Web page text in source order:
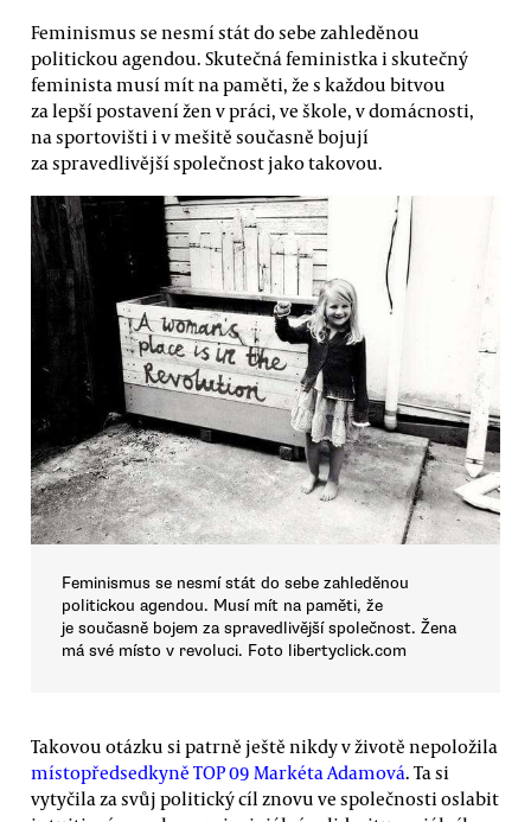
Feminismus se nesmí stát do sebe zahleděnou
politickou agendou. Skutečná feministka i skutečný
feminista musí mít na paměti, že s každou bitvou
za lepší postavení žen v práci, ve škole, v domácnosti,
na sportovišti i v mešitě současně bojují
za spravedlivější společnost jako takovou.
Feminismus se nesmí stát do sebe zahleděnou
politickou agendou. Musí mít na paměti, že
je současně bojem za spravedlivější společnost. Žena
má své místo v revoluci. Foto libertyclick.com
Takovou otázku si patrně ještě nikdy v životě nepoložila
místopředsedkyně TOP 09 Markéta Adamová. Ta si
vytyčila za svůj politický cíl znovu ve společnosti oslabit